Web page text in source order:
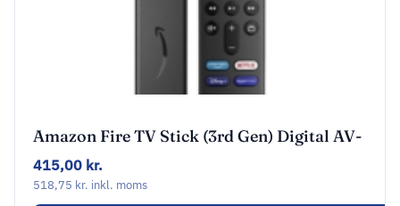
Amazon Fire TV Stick (3rd Gen) Digital AV-
afspiller
415,00 kr.
518,75 kr. inkl. moms